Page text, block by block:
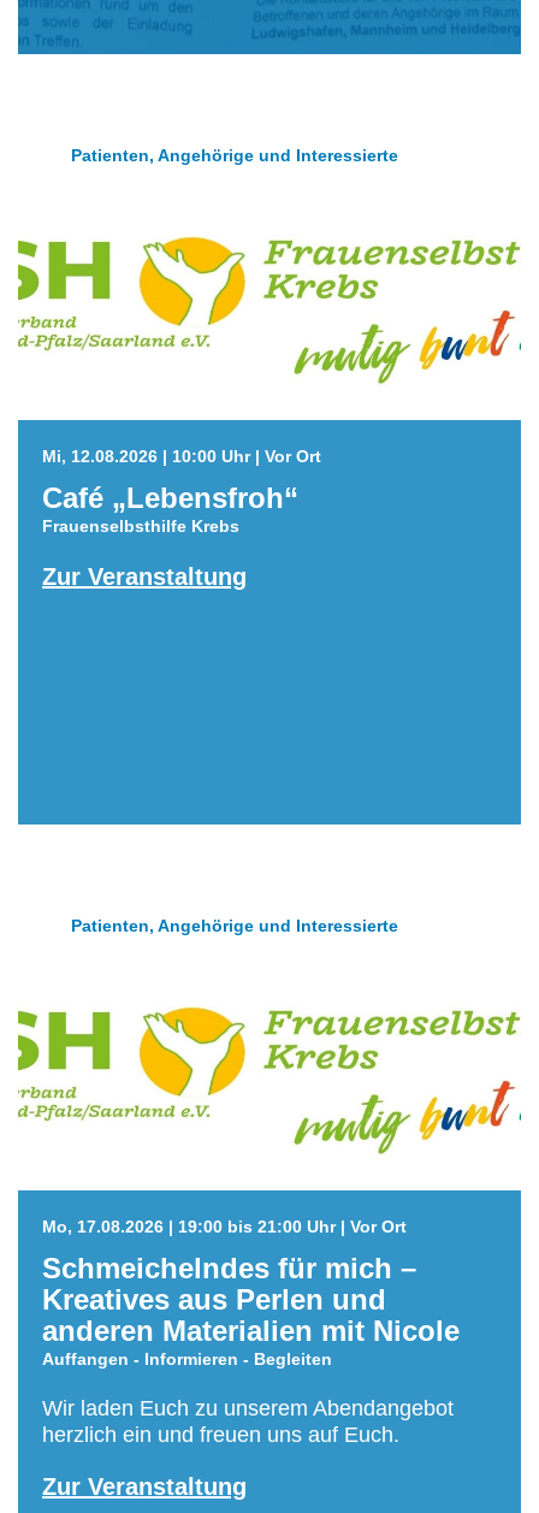
Patienten, Angehörige und Interessierte
Mi, 12.08.2026 | 10:00 Uhr | Vor Ort
Café „Lebensfroh“
Frauenselbsthilfe Krebs
Zur Veranstaltung
Patienten, Angehörige und Interessierte
Mo, 17.08.2026 | 19:00 bis 21:00 Uhr | Vor Ort
Schmeichelndes für mich –
Kreatives aus Perlen und
anderen Materialien mit Nicole
Auffangen - Informieren - Begleiten
Wir laden Euch zu unserem Abendangebot
herzlich ein und freuen uns auf Euch.
Zur Veranstaltung